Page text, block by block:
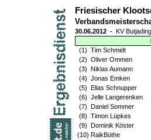
Friesischer
30.06.2012 - KV
(1) Tim Schmidt
(2) Oliver Ommen
(3) Niklas Aumann
(4) Jonas Emken
(5) Elias Schnupper
(6) Jelle Langerenken
(7) Daniel Sommer
(8) Timon Lüpkes
(9) Dominik Köster
(10) RaikBüthe